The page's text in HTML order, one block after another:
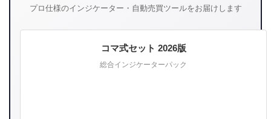
プロ仕様のインジケーター・自動売買ツールをお届けします
コマ式セット 2026版
総合インジケーターパック